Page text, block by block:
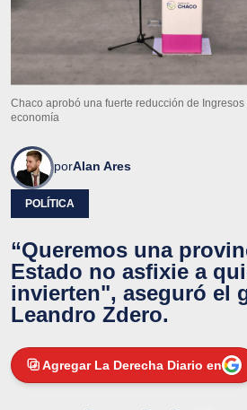
Chaco aprobó una fuerte reducción de
economía
porAlan Ares
POLÍTICA
“Queremos una
Estado no asfixie a
invierten", aseguró el
Leandro Zdero.
Agregar La Derecha Diario en